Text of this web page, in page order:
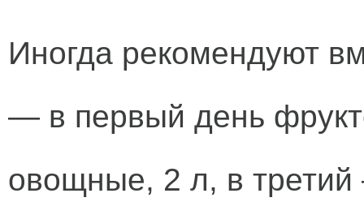
Иногда рекомендуют
— в первый день
овощные, 2 л, в